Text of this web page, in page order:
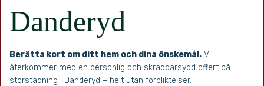
Danderyd
Berätta kort om ditt hem och dina önskemål. Vi
återkommer med en personlig och skräddarsydd offert på
storstädning i Danderyd – helt utan förpliktelser.